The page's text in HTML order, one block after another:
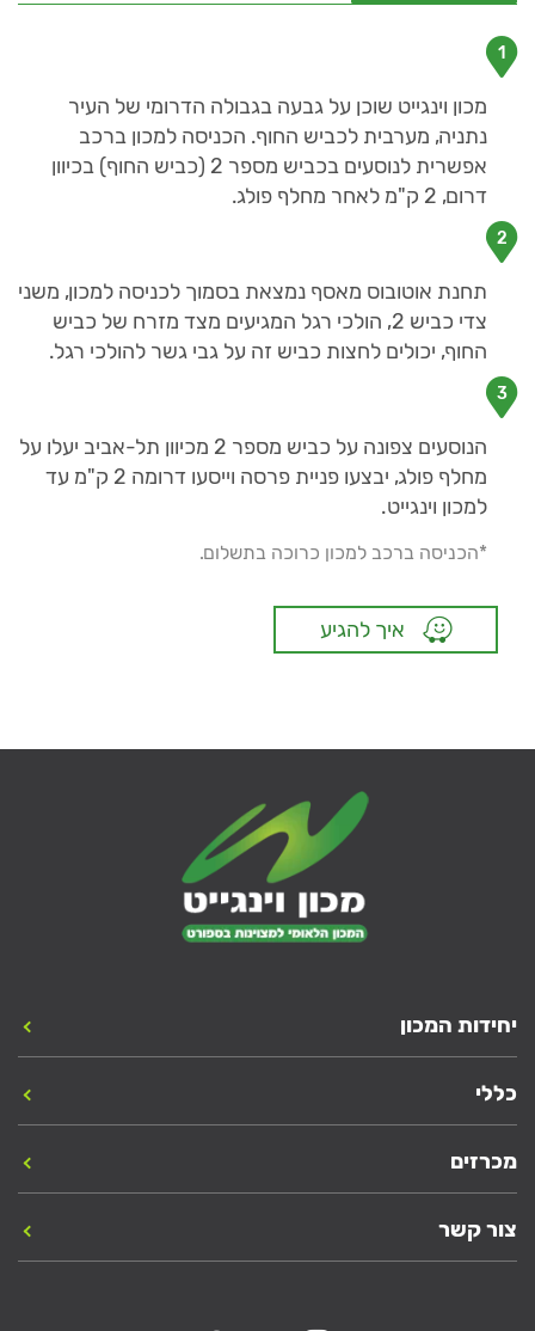
1
מכון וינגייט שוכן על גבעה בגבולה הדרומי של העיר
נתניה, מערבית לכביש החוף. הכניסה למכון ברכב
אפשרית לנוסעים בכביש מספר 2 (כביש החוף) בכיוון
דרום, 2 ק"מ לאחר מחלף פולג.
2
תחנת אוטובוס מאסף נמצאת בסמוך לכניסה למכון, משני
צדי כביש 2, הולכי רגל המגיעים מצד מזרח של כביש
החוף, יכולים לחצות כביש זה על גבי גשר להולכי רגל.
3
הנוסעים צפונה על כביש מספר 2 מכיוון תל-אביב יעלו על
מחלף פולג, יבצעו פניית פרסה וייסעו דרומה 2 ק"מ עד
למכון וינגייט.
*הכניסה ברכב למכון כרוכה בתשלום.
איך להגיע
יחידות המכון
כללי
מכרזים
צור קשר